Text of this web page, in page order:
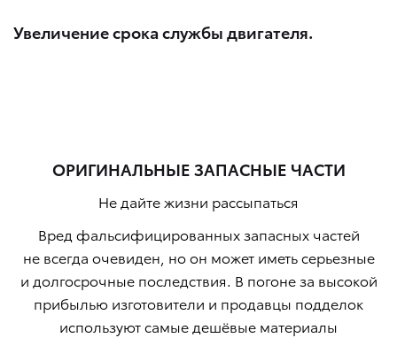
Увеличение срока службы двигателя.
ОРИГИНАЛЬНЫЕ ЗАПАСНЫЕ ЧАСТИ
Не дайте жизни рассыпаться
Вред фальсифицированных запасных частей
не всегда очевиден, но он может иметь серьезные
и долгосрочные последствия. В погоне за высокой
прибылью изготовители и продавцы подделок
используют самые дешёвые материалы